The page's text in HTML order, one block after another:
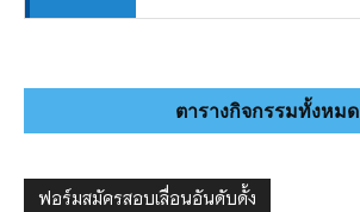
ตารางกิจกรรมทั้งหมด
ฟอร์มสมัครสอบเลื่อนอันดับดั้ง